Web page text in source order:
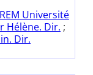
Université
Hélène. Dir. ;
Dir.